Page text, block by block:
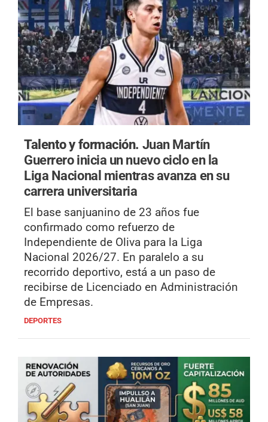
Talento y formación. Juan Martín
Guerrero inicia un nuevo ciclo en la
Liga Nacional mientras avanza en su
carrera universitaria
El base sanjuanino de 23 años fue
confirmado como refuerzo de
Independiente de Oliva para la Liga
Nacional 2026/27. En paralelo a su
recorrido deportivo, está a un paso de
recibirse de Licenciado en Administración
de Empresas.
DEPORTES